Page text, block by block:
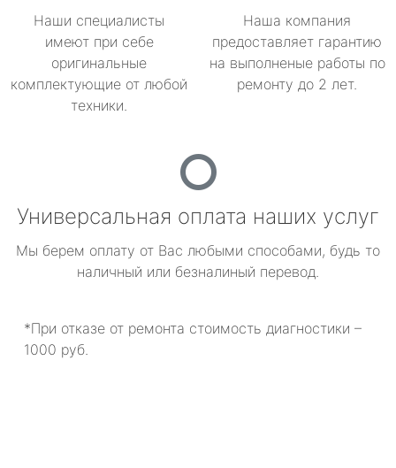
Наши специалисты
имеют при себе
оригинальные
комплектующие от любой
техники.
Наша компания
предоставляет гарантию
на выполненые работы по
ремонту до 2 лет.
Универсальная оплата наших услуг
Мы берем оплату от Вас любыми способами, будь то
наличный или безналиный перевод.
*При отказе от ремонта стоимость диагностики –
1000 руб.